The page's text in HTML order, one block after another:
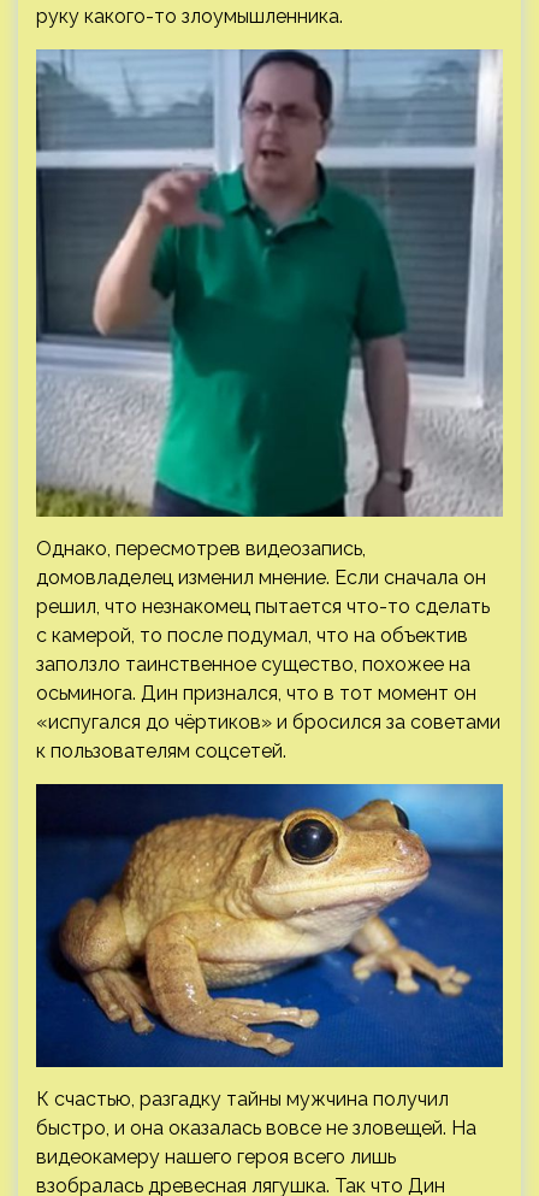
руку какого-то злоумышленника.
Однако, пересмотрев видеозапись,
домовладелец изменил мнение. Если сначала он
решил, что незнакомец пытается что-то сделать
с камерой, то после подумал, что на объектив
заползло таинственное существо, похожее на
осьминога. Дин признался, что в тот момент он
«испугался до чёртиков» и бросился за советами
к пользователям соцсетей.
К счастью, разгадку тайны мужчина получил
быстро, и она оказалась вовсе не зловещей. На
видеокамеру нашего героя всего лишь
взобралась древесная лягушка. Так что Дин